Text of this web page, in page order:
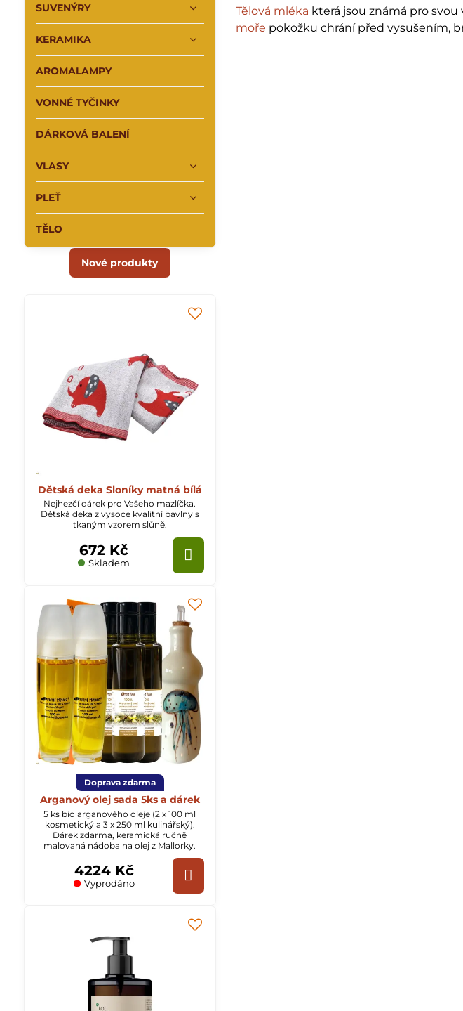
Tělová mléka která jsou známá pro
moře pokožku chrání před vysušením,
SUVENÝRY
KERAMIKA
AROMALAMPY
VONNÉ TYČINKY
DÁRKOVÁ BALENÍ
VLASY
PLEŤ
TĚLO
Nové produkty
Dětská deka Sloníky matná bílá
Nejhezčí dárek pro Vašeho mazlíčka.
Dětská deka z vysoce kvalitní bavlny s
tkaným vzorem slůně.
Skladem
672 Kč
Doprava zdarma
Arganový olej sada 5ks a dárek
5 ks bio arganového oleje (2 x 100 ml
kosmetický a 3 x 250 ml kulinářský).
Dárek zdarma, keramická ručně
malovaná nádoba na olej z Mallorky.
Vyprodáno
4224 Kč